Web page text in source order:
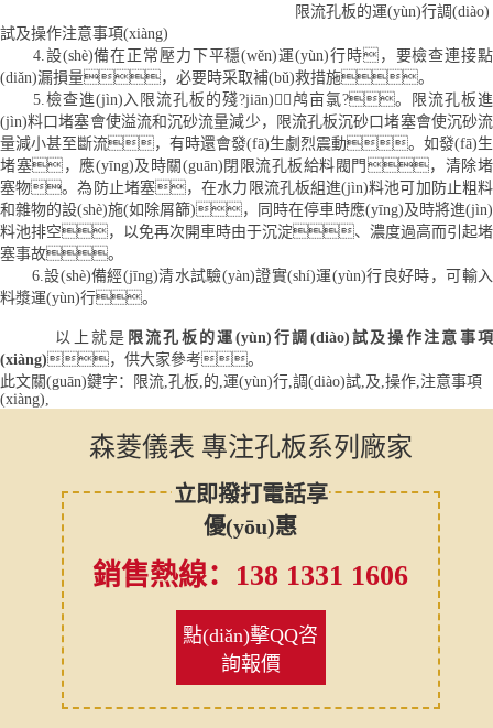
限流孔板的運(yùn)行調(diào)
試及操作注意事項(xiàng)
4.設(shè)備在正常壓力下平穩(wěn)運(yùn)行時，要檢查連接點
(diǎn)漏損量，必要時采取補(bǔ)救措施。
5.檢查進(jìn)入限流孔板的殘?jiān)鸬亩氯?。限流孔板進
(jìn)料口堵塞會使溢流和沉砂流量減少，限流孔板沉砂口堵塞會使沉砂流
量減小甚至斷流，有時還會發(fā)生劇烈震動。如發(fā)生
堵塞，應(yīng)及時關(guān)閉限流孔板給料閥門，清除堵
塞物。為防止堵塞，在水力限流孔板組進(jìn)料池可加防止粗料
和雜物的設(shè)施(如除屑篩)，同時在停車時應(yīng)及時將進(jìn)
料池排空，以免再次開車時由于沉淀、濃度過高而引起堵
塞事故。
6.設(shè)備經(jīng)清水試驗(yàn)證實(shí)運(yùn)行良好時，可輸入
料漿運(yùn)行。
以上就是 限流孔板的運(yùn)行調(diào)試及操作注意事項
(xiàng)，供大家參考。
此文關(guān)鍵字：
限流,孔板,的,運(yùn)行,調(diào)試,及,操作,注意事項
(xiàng),
森菱儀表 專注孔板系列廠家
立即撥打電話享
優(yōu)惠
銷售熱線：138 1331 1606
點(diǎn)擊QQ咨
詢報價